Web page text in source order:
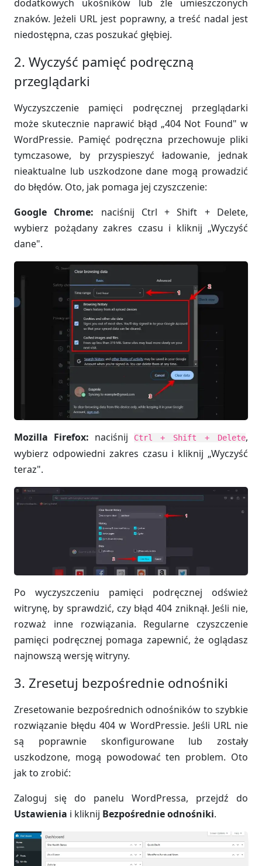
dodatkowych ukośników lub źle umieszczonych
znaków. Jeżeli URL jest poprawny, a treść nadal jest
niedostępna, czas poszukać głębiej.
2. Wyczyść pamięć podręczną
przeglądarki
Wyczyszczenie pamięci podręcznej przeglądarki
może skutecznie naprawić błąd „404 Not Found" w
WordPressie. Pamięć podręczna przechowuje pliki
tymczasowe, by przyspieszyć ładowanie, jednak
nieaktualne lub uszkodzone dane mogą prowadzić
do błędów. Oto, jak pomaga jej czyszczenie:
Google Chrome: naciśnij Ctrl + Shift + Delete,
wybierz pożądany zakres czasu i kliknij „Wyczyść
dane".
Mozilla Firefox: naciśnij Ctrl + Shift + Delete,
wybierz odpowiedni zakres czasu i kliknij „Wyczyść
teraz".
Po wyczyszczeniu pamięci podręcznej odśwież
witrynę, by sprawdzić, czy błąd 404 zniknął. Jeśli nie,
rozważ inne rozwiązania. Regularne czyszczenie
pamięci podręcznej pomaga zapewnić, że oglądasz
najnowszą wersję witryny.
3. Zresetuj bezpośrednie odnośniki
Zresetowanie bezpośrednich odnośników to szybkie
rozwiązanie błędu 404 w WordPressie. Jeśli URL nie
są poprawnie skonfigurowane lub zostały
uszkodzone, mogą powodować ten problem. Oto
jak to zrobić:
Zaloguj się do panelu WordPressa, przejdź do
Ustawienia i kliknij Bezpośrednie odnośniki.